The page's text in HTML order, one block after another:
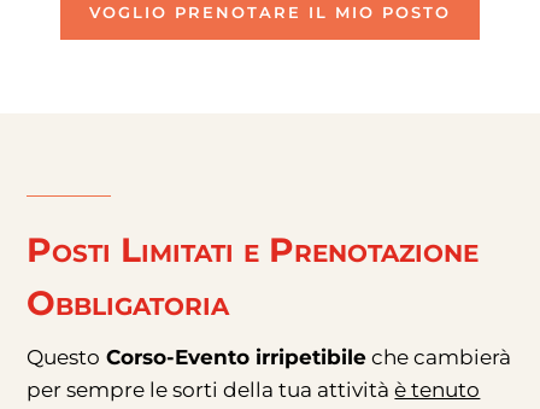
VOGLIO PRENOTARE IL MIO POSTO
Posti Limitati e Prenotazione
Obbligatoria
Questo Corso-Evento irripetibile che cambierà
per sempre le sorti della tua attivitàè tenuto